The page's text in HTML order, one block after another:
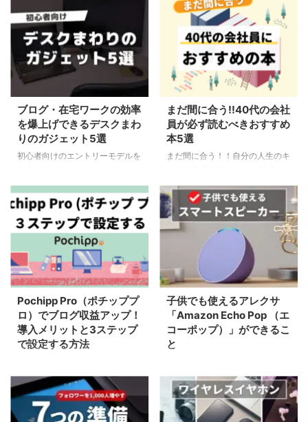
レゼント企画をやったのか？やっ
てみた結果はどうだった？を解
説。
っぷり使ってわかりやすく解説し
ブログ・在宅ワークの効率
を爆上げできるデスクまわ
りのガジェット5選
初心者向けのエントリーモデルを
ワークの効率を爆上げできるデス
クまわりのガジェットをご紹介
まだ間に合う!!40代の会社
員が必ず読むべきおすすめ
本5選
まだ間に合う！！自分の人生のキ
と考えている人へのヒントとなる
5冊の本をご紹介
Pochipp Pro（ポチッププ
ロ）でブログ収益アップ！
導入メリットと3ステップ
で設定する方法
イトするなら必須プラグイン
Pochipp（ポチップ）の強化版、
Pochipp Pro（ポチッププロ）の
導入メリットと設定方法を徹底解
子供でも使えるアレクサ
「Amazon Echo Pop （エ
コーポップ）」ができるこ
と
スピーカーで最も人気のAmazon
Echoシリーズの中から、かわい
いデザインで最安価格の
EchoPop（エコーポップ）を徹